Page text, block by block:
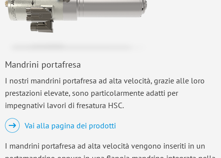
Mandrini portafresa
I nostri mandrini portafresa ad alta velocità, grazie alle loro
prestazioni elevate, sono particolarmente adatti per
impegnativi lavori di fresatura HSC.
Vai alla pagina dei prodotti
I mandrini portafresa ad alta velocità vengono inseriti in un